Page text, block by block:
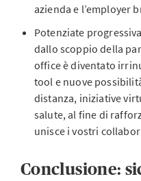
azienda e l’employer
Potenziate
dallo scoppio della
office è diventato
tool e nuove
distanza, iniziative
salute, al fine di
unisce i vostri
Conclusione: